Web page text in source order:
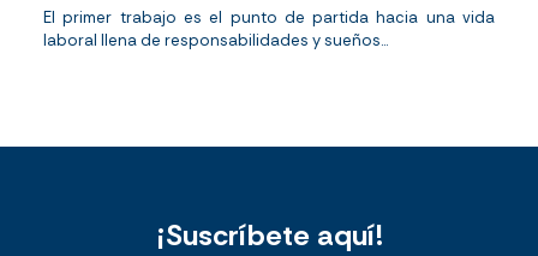
El primer trabajo es el punto de partida hacia una vida
laboral llena de responsabilidades y sueños...
¡Suscríbete aquí!